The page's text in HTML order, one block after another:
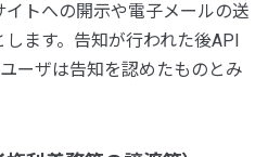
トへの開示や電子メールの送
ます。告知が行われた後API
ーザは告知を認めたものとみ